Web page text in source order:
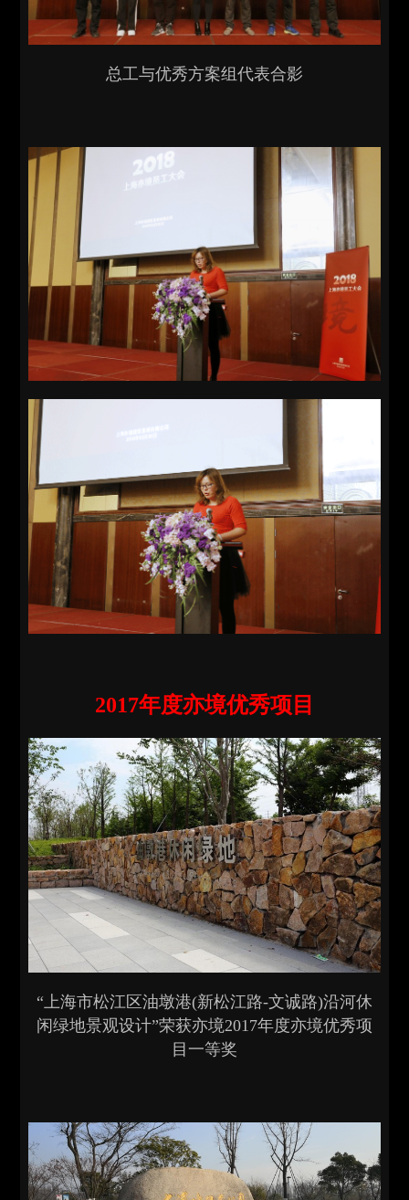
总工与优秀方案组代表合影
2017年度亦境优秀项目
“上海市松江区油墩港(新松江路-文诚路)沿河休
闲绿地景观设计”荣获亦境2017年度亦境优秀项
目一等奖